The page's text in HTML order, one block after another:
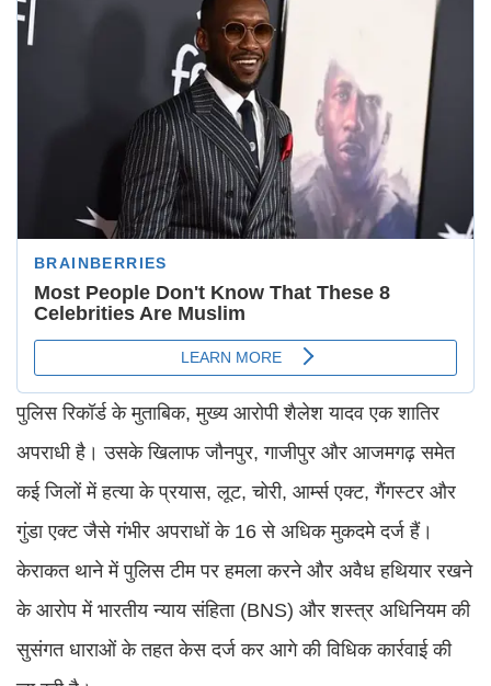
पुलिस रिकॉर्ड के मुताबिक, मुख्य आरोपी शैलेश यादव एक शातिर
अपराधी है। उसके खिलाफ जौनपुर, गाजीपुर और आजमगढ़ समेत
कई जिलों में हत्या के प्रयास, लूट, चोरी, आर्म्स एक्ट, गैंगस्टर और
गुंडा एक्ट जैसे गंभीर अपराधों के 16 से अधिक मुकदमे दर्ज हैं।
केराकत थाने में पुलिस टीम पर हमला करने और अवैध हथियार रखने
के आरोप में भारतीय न्याय संहिता (BNS) और शस्त्र अधिनियम की
सुसंगत धाराओं के तहत केस दर्ज कर आगे की विधिक कार्रवाई की